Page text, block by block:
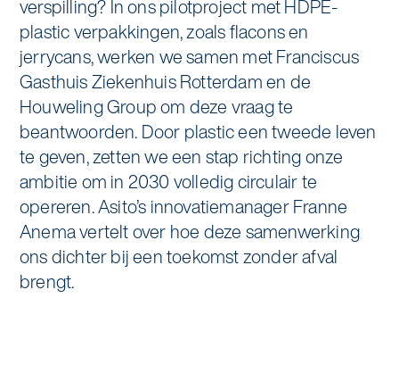
Glas- en gevelreiniging
Reinigen en coaten van RVS
Aanvullende diensten
One Go
Zorgondersteuning
Vloermeester van One Go
Recreatie
Retail
Zakelijk
Zorg
Sponsoring
Locaties
Nieuws
Artikelen
Kennisbank
Contact
verspilling? In ons pilotproject met HDPE-
plastic verpakkingen, zoals flacons en
jerrycans, werken we samen met Franciscus
Gasthuis Ziekenhuis Rotterdam en de
Houweling Group om deze vraag te
beantwoorden. Door plastic een tweede leven
te geven, zetten we een stap richting onze
ambitie om in 2030 volledig circulair te
opereren. Asito’s innovatiemanager Franne
Anema vertelt over hoe deze samenwerking
ons dichter bij een toekomst zonder afval
brengt.